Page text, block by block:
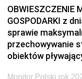
OBWIESZCZENIE
GOSPODARKI z
sprawie
przechowywanie
obiektów
Monitor Polski rok